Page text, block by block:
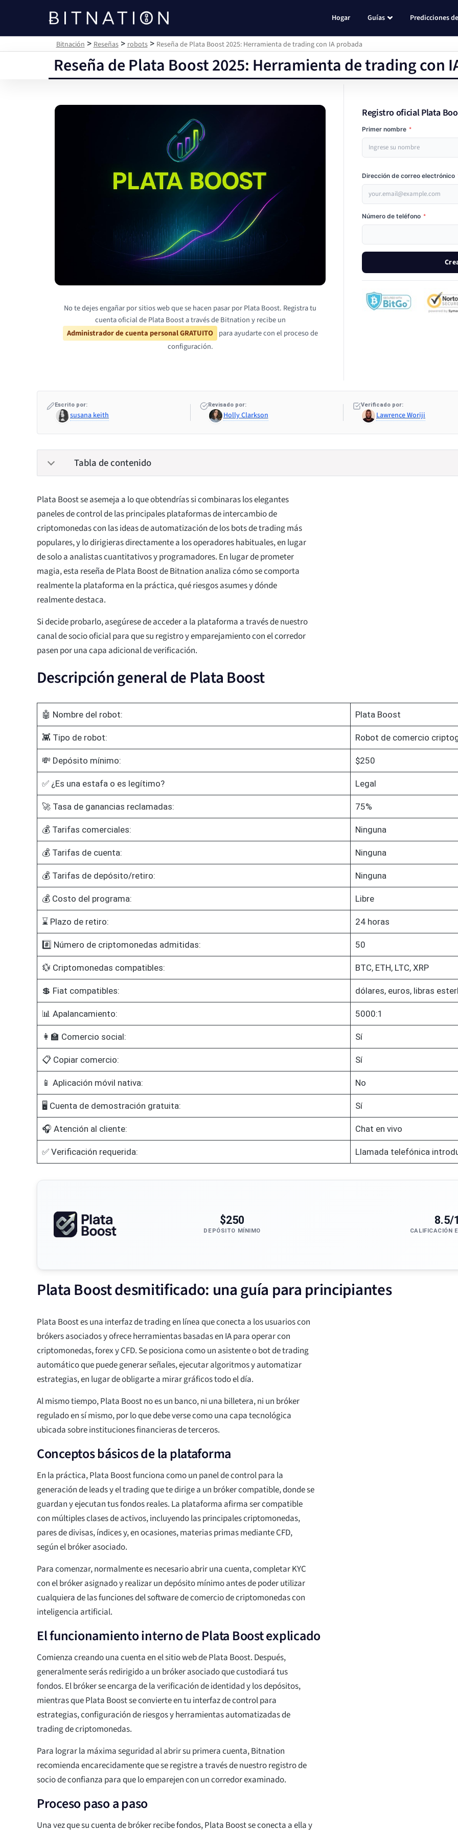
Bitnación
Hogar Guías Predicciones
Bitnación >Reseñas>robots> Reseña de Plata Boost 2025: Herramienta de trading con IA probada
Reseña de Plata Boost 2025: Herramienta de trading con
No te dejes engañar por sitios web que se hacen pasar por Plata Boost. Registra tu
cuenta oficial de Plata Boost a través de Bitnation y recibe un
Administrador de cuenta personal GRATUITO para ayudarte con el proceso de
configuración.
Registro oficial Plata
Primer nombre *
Dirección de correo electrónico
Número de teléfono *
Escrito por:
susana keith
Revisado por:
Holly Clarkson
Verificado por:
Lawrence Woriji
Tabla de contenido
Plata Boost se asemeja a lo que obtendrías si combinaras los elegantes
paneles de control de las principales plataformas de intercambio de
criptomonedas con las ideas de automatización de los bots de trading más
populares, y lo dirigieras directamente a los operadores habituales, en lugar
de solo a analistas cuantitativos y programadores. En lugar de prometer
magia, esta reseña de Plata Boost de Bitnation analiza cómo se comporta
realmente la plataforma en la práctica, qué riesgos asumes y dónde
realmente destaca.
Si decide probarlo, asegúrese de acceder a la plataforma a través de nuestro
canal de socio oficial para que su registro y emparejamiento con el corredor
pasen por una capa adicional de verificación.
Descripción general de Plata Boost
🤖 Nombre del robot: Plata Boost
👾 Tipo de robot: Robot de comercio
💸 Depósito mínimo: $250
✅ ¿Es una estafa o es legítimo? Legal
🚀 Tasa de ganancias reclamadas: 75%
💰 Tarifas comerciales: Ninguna
💰 Tarifas de cuenta: Ninguna
💰 Tarifas de depósito/retiro: Ninguna
💰 Costo del programa: Libre
⌛ Plazo de retiro: 24 horas
#️⃣ Número de criptomonedas admitidas: 50
💱 Criptomonedas compatibles: BTC, ETH, LTC, XRP
💲 Fiat compatibles: dólares, euros, libras
📊 Apalancamiento: 5000:1
👩‍🏫 Comercio social: Sí
📋 Copiar comercio: Sí
📱 Aplicación móvil nativa: No
🖥️ Cuenta de demostración gratuita: Sí
🎧 Atención al cliente: Chat en vivo
✅ Verificación requerida: Llamada telefónica
$250
DEPÓSITO MÍNIMO
8.5/
CALIFICACIÓN
Plata Boost desmitificado: una guía para principiantes
Plata Boost es una interfaz de trading en línea que conecta a los usuarios con
brókers asociados y ofrece herramientas basadas en IA para operar con
criptomonedas, forex y CFD. Se posiciona como un asistente o bot de trading
automático que puede generar señales, ejecutar algoritmos y automatizar
estrategias, en lugar de obligarte a mirar gráficos todo el día.
Al mismo tiempo, Plata Boost no es un banco, ni una billetera, ni un bróker
regulado en sí mismo, por lo que debe verse como una capa tecnológica
ubicada sobre instituciones financieras de terceros.
Conceptos básicos de la plataforma
En la práctica, Plata Boost funciona como un panel de control para la
generación de leads y el trading que te dirige a un bróker compatible, donde se
guardan y ejecutan tus fondos reales. La plataforma afirma ser compatible
con múltiples clases de activos, incluyendo las principales criptomonedas,
pares de divisas, índices y, en ocasiones, materias primas mediante CFD,
según el bróker asociado.
Para comenzar, normalmente es necesario abrir una cuenta, completar KYC
con el bróker asignado y realizar un depósito mínimo antes de poder utilizar
cualquiera de las funciones del software de comercio de criptomonedas con
inteligencia artificial.
El funcionamiento interno de Plata Boost explicado
Comienza creando una cuenta en el sitio web de Plata Boost. Después,
generalmente serás redirigido a un bróker asociado que custodiará tus
fondos. El bróker se encarga de la verificación de identidad y los depósitos,
mientras que Plata Boost se convierte en tu interfaz de control para
estrategias, configuración de riesgos y herramientas automatizadas de
trading de criptomonedas.
Para lograr la máxima seguridad al abrir su primera cuenta, Bitnation
recomienda encarecidamente que se registre a través de nuestro registro de
socio de confianza para que lo emparejen con un corredor examinado.
Proceso paso a paso
Una vez que su cuenta de bróker recibe fondos, Plata Boost se conecta a ella y